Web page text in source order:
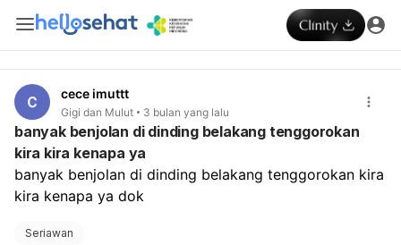
cece imuttt
Gigi dan Mulut 3 bulan yang lalu
banyak benjolan di dinding belakang tenggorokan
kira kira kenapa ya
banyak benjolan di dinding belakang tenggorokan kira
kira kenapa ya dok
Seriawan